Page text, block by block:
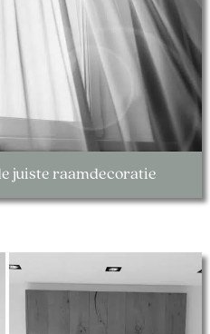
juiste raamdecoratie